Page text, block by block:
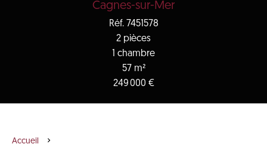
Cagnes-sur-Mer
Réf. 7451578
2 pièces
1 chambre
57 m²
249 000 €
Accueil